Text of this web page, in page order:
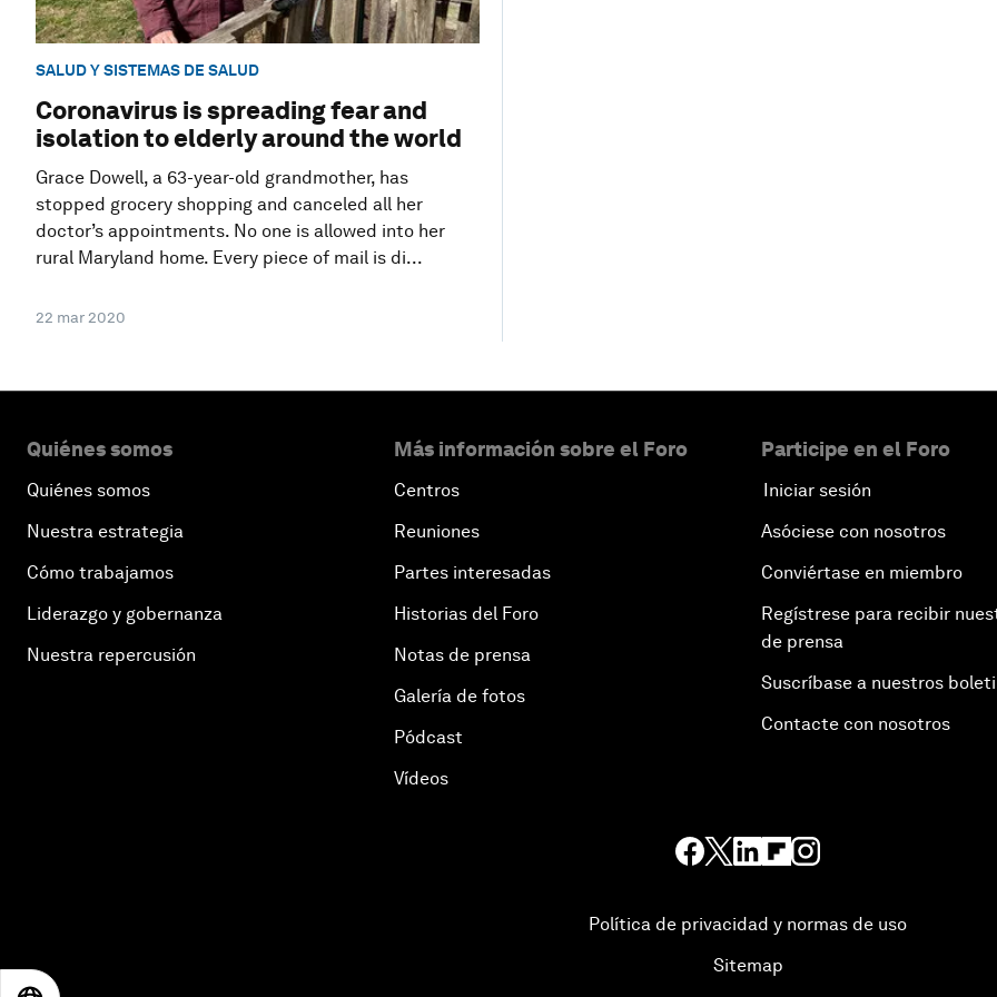
SALUD Y SISTEMAS DE SALUD
Coronavirus is spreading fear and
isolation to elderly around the world
Grace Dowell, a 63-year-old grandmother, has
stopped grocery shopping and canceled all her
doctor’s appointments. No one is allowed into her
rural Maryland home. Every piece of mail is di...
22 mar 2020
Quiénes somos
Quiénes somos
Nuestra estrategia
Cómo trabajamos
Liderazgo y gobernanza
Nuestra repercusión
Más información sobre el Foro
Centros
Reuniones
Partes interesadas
Historias del Foro
Notas de prensa
Galería de fotos
Pódcast
Vídeos
Participe en el Foro
Iniciar sesión
Asóciese con nosotros
Conviértase en miembro
Regístrese para recibir
de prensa
Suscríbase a nuestros
Contacte con nosotros
Política de privacidad y normas de uso
Sitemap